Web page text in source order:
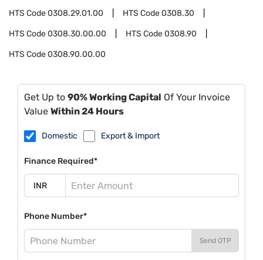
HTS Code0308.29.01.00 HTS Code0308.30
HTS Code0308.30.00.00 HTS Code0308.90
HTS Code0308.90.00.00
Get Up to 90% Working Capital Of Your Invoice
Value Within 24 Hours
Domestic Export & Import
Finance Required*
Phone Number*
Send OTP